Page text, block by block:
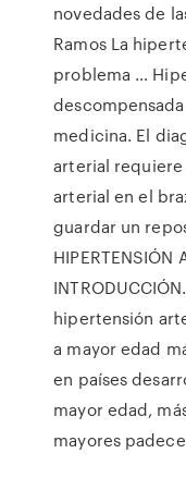
novedades de
Ramos La
problema …
medicina. El
arterial
arterial en el
guardar un
HIPERTENSIÓN
hipertensión
a mayor edad
en países
mayor edad,
mayores